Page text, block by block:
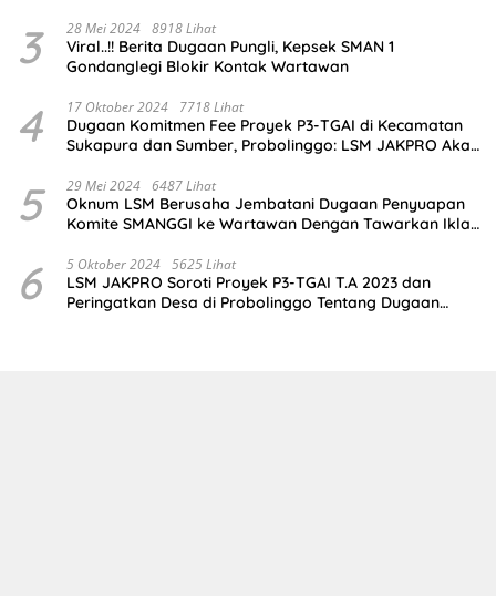
3 28 Mei 2024 8918 Lihat
Viral..!! Berita Dugaan Pungli, Kepsek SMAN 1
Gondanglegi Blokir Kontak Wartawan
4 17 Oktober 2024 7718 Lihat
Dugaan Komitmen Fee Proyek P3-TGAI di Kecamatan
Sukapura dan Sumber, Probolinggo: LSM JAKPRO Akan
5 29 Mei 2024 6487 Lihat
Oknum LSM Berusaha Jembatani Dugaan Penyuapan
Komite SMANGGI ke Wartawan Dengan Tawarkan Iklan
6 5 Oktober 2024 5625 Lihat
LSM JAKPRO Soroti Proyek P3-TGAI T.A 2023 dan
Peringatkan Desa di Probolinggo Tentang Dugaan